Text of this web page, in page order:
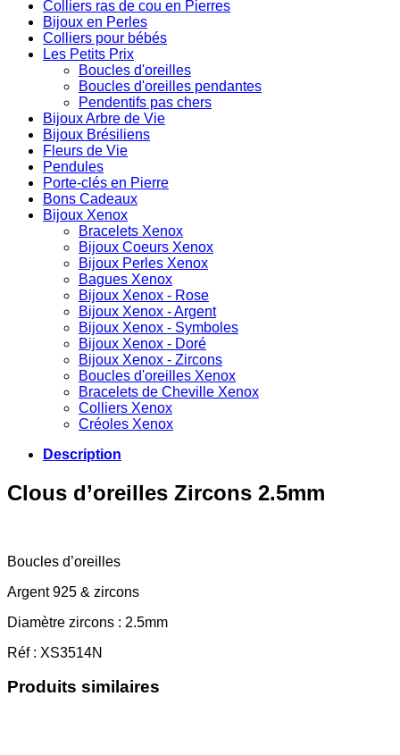
Colliers ras de cou en Pierres
Bijoux en Perles
Colliers pour bébés
Les Petits Prix
Boucles d'oreilles
Boucles d'oreilles pendantes
Pendentifs pas chers
Bijoux Arbre de Vie
Bijoux Brésiliens
Fleurs de Vie
Pendules
Porte-clés en Pierre
Bons Cadeaux
Bijoux Xenox
Bracelets Xenox
Bijoux Coeurs Xenox
Bijoux Perles Xenox
Bagues Xenox
Bijoux Xenox - Rose
Bijoux Xenox - Argent
Bijoux Xenox - Symboles
Bijoux Xenox - Doré
Bijoux Xenox - Zircons
Boucles d'oreilles Xenox
Bracelets de Cheville Xenox
Colliers Xenox
Créoles Xenox
Description
Clous d’oreilles Zircons 2.5mm
Boucles d’oreilles
Argent 925 & zircons
Diamètre zircons : 2.5mm
Réf : XS3514N
Produits similaires